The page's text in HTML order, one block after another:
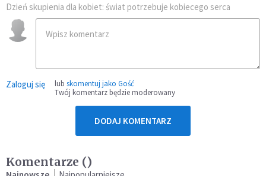
Dzień skupienia dla kobiet: świat potrzebuje kobiecego serca
Zaloguj się lub skomentuj jako Gość
Twój komentarz będzie moderowany
DODAJ KOMENTARZ
Komentarze ()